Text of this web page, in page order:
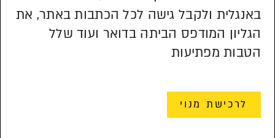
באנגלית ולקבל גישה לכל הכתבות באתר, את
הגליון המודפס הביתה בדואר ועוד שלל
הטבות מפתיעות
לרכישת מנוי